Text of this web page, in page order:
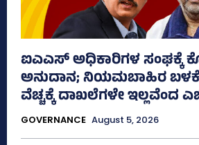
ಐಎಎಸ್‌ ಅಧಿಕಾರಿಗಳ ಸಂಘಕ್ಕೆ
ಅನುದಾನ; ನಿಯಮಬಾಹಿರ
ವೆಚ್ಚಕ್ಕೆ ದಾಖಲೆಗಳೇ ಇಲ್ಲವೆಂದ
GOVERNANCE August 5, 2026